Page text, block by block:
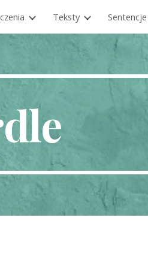
Skip to navigation
Teksty Sentencje